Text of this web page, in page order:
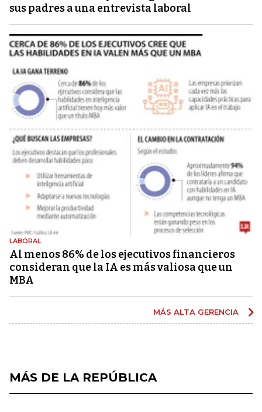
sus padres a una entrevista laboral
LABORAL
Al menos 86% de los ejecutivos financieros
consideran que la IA es más valiosa que un
MBA
MÁS ALTA GERENCIA
MÁS DE LA REPÚBLICA